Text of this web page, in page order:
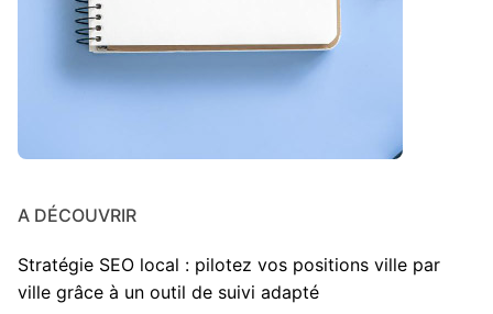
A DÉCOUVRIR
Stratégie SEO local : pilotez vos positions ville par
ville grâce à un outil de suivi adapté